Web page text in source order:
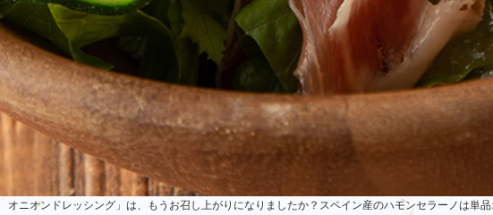
オニオンドレッシング」は、もうお召し上がりになりましたか？スペイン産のハモンセラーノは単